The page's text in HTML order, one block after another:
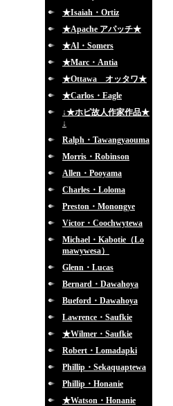
★Isaiah・Ortiz
★Apache アパッチ★
★Al・Somers
★Marc・Antia
★Ottawa オッタワ★
★Carlos・Eagle
↓★ホピ故人作家作品★
↓
Ralph・Tawangyaouma
Morris・Robinson
Allen・Pooyama
Charles・Loloma
Preston・Monongye
Victor・Coochwytewa
Michael・Kabotie（Lo
mawywesa）
Glenn・Lucas
Bernard・Dawahoya
Bueford・Dawahoya
Lawrence・Saufkie
★Wilmer・Saufkie
Robert・Lomadapki
Phillip・Sekaquaptewa
Phillip・Honanie
★Watson・Honanie